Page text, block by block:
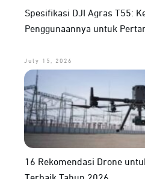
Spesifikasi DJI Agras T55:
Penggunaannya untuk
July 15, 2026
16 Rekomendasi Drone